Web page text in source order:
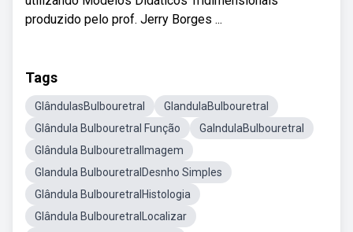
produzido pelo prof. Jerry Borges ...
Tags
GlândulasBulbouretral
GlandulaBulbouretral
Glândula Bulbouretral Função
GalndulaBulbouretral
Glândula BulbouretralImagem
Glandula BulbouretralDesnho Simples
Glândula BulbouretralHistologia
Glândula BulbouretralLocalizar